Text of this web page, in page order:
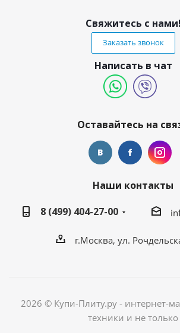
Свяжитесь с нами!
Заказать звонок
Написать в чат
Оставайтесь на
Наши контакты
8 (499) 404-27-00
г.Москва, ул.
2026 © Купи-Плиту.ру - интернет-
техники и не только